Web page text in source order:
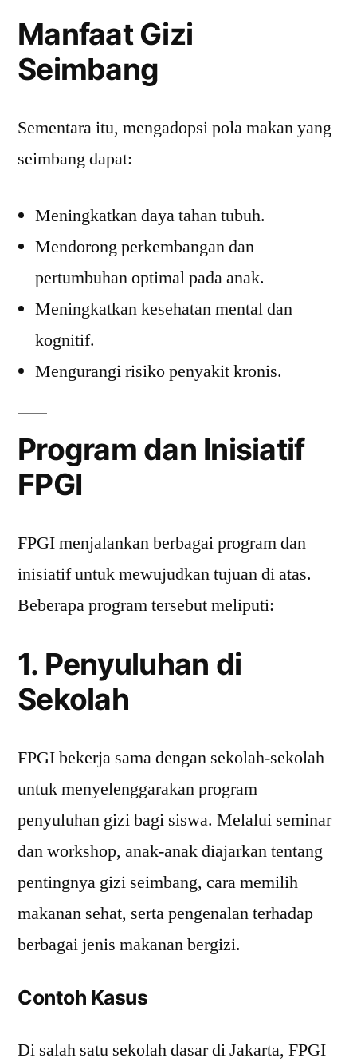
Manfaat Gizi
Seimbang
Sementara itu, mengadopsi pola makan yang
seimbang dapat:
Meningkatkan daya tahan tubuh.
Mendorong perkembangan dan
pertumbuhan optimal pada anak.
Meningkatkan kesehatan mental dan
kognitif.
Mengurangi risiko penyakit kronis.
Program dan Inisiatif
FPGI
FPGI menjalankan berbagai program dan
inisiatif untuk mewujudkan tujuan di atas.
Beberapa program tersebut meliputi:
1. Penyuluhan di
Sekolah
FPGI bekerja sama dengan sekolah-sekolah
untuk menyelenggarakan program
penyuluhan gizi bagi siswa. Melalui seminar
dan workshop, anak-anak diajarkan tentang
pentingnya gizi seimbang, cara memilih
makanan sehat, serta pengenalan terhadap
berbagai jenis makanan bergizi.
Contoh Kasus
Di salah satu sekolah dasar di Jakarta, FPGI